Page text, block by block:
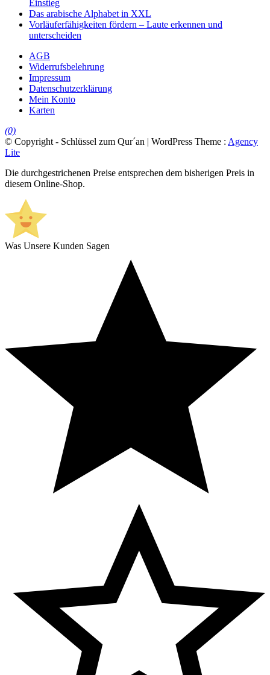
Einstieg
Das arabische Alphabet in XXL
Vorläuferfähigkeiten fördern – Laute erkennen und
unterscheiden
AGB
Widerrufsbelehrung
Impressum
Datenschutzerklärung
Mein Konto
Karten
(0)
© Copyright - Schlüssel zum Qur´an | WordPress Theme : Agency
Lite
Die durchgestrichenen Preise entsprechen dem bisherigen Preis in
diesem Online-Shop.
Was Unsere Kunden Sagen